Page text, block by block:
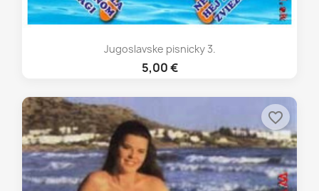
Jugoslavske pisnicky 3.
5,00 €
favorite_border